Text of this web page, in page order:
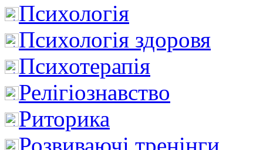
Психологія
Психологія здоровя
Психотерапія
Релігіознавство
Риторика